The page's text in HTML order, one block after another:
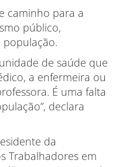
caminho para a
público,
de saúde que
a enfermeira ou
É uma falta
declara
da
Trabalhadores em